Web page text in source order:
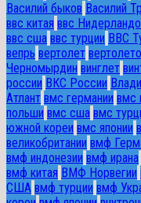
Василий быков Василий
ввс китая ввс
ввс сша ввс турции ВВС
вепрь вертолет
Черномырдин винглет
россии ВКС России
Атлант вмс германии вмс
польши вмс сша вмс
южной кореи вмс японии
великобритании вмф
вмф индонезии вмф ирана
вмф китая ВМФ Норвегии
США вмф турции вмф